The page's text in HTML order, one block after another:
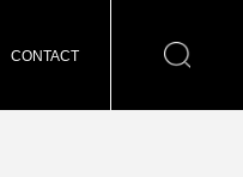
CONTACT